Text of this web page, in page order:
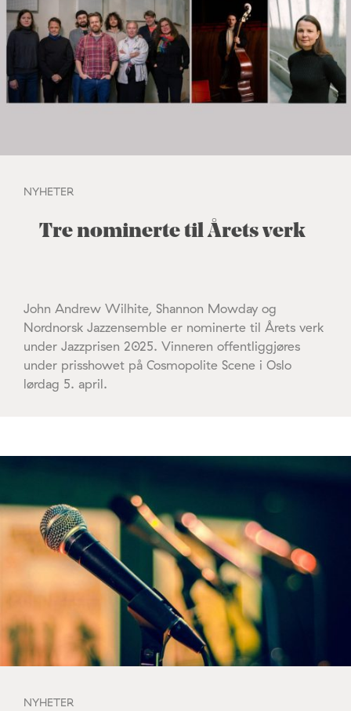
NYHETER
Tre nominerte til Årets verk
John Andrew Wilhite, Shannon Mowday og
Nordnorsk Jazzensemble er nominerte til Årets verk
under Jazzprisen 2025. Vinneren offentliggjøres
under prisshowet på Cosmopolite Scene i Oslo
lørdag 5. april.
NYHETER